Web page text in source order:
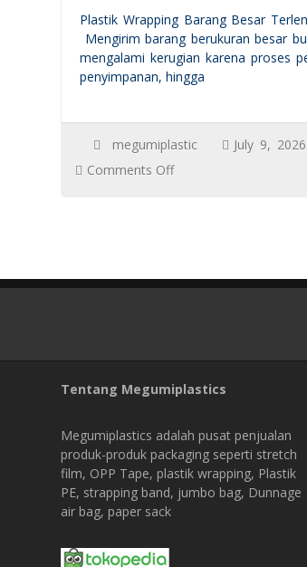
FMCG
Selalu
Film
Plastik Wrapping Barang Besar
Mengirim barang berukuran besar
mengalami kerugian karena proses
penyimpanan, hingga
megumiplastic July 9, 2026
Comments Offon
Packing
yang
Bikin
Barang
Tentang Megumiplastics
Megumiplastics adalah pusat penjualan
produk-produk packaging seperti stretch
film, OPP Tape, plastik wrapping, Plastik
PE, strapping band, jumbo bag, Dunnage
air bag, paper sack